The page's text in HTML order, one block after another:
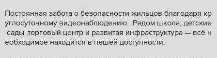
Постоянная забота о безопасности жильцов благодаря кр
углосуточному видеонаблюдению. Рядом школа, детские
сады ,торговый центр и развитая инфраструктура — всё н
еобходимое находится в пешей доступности.